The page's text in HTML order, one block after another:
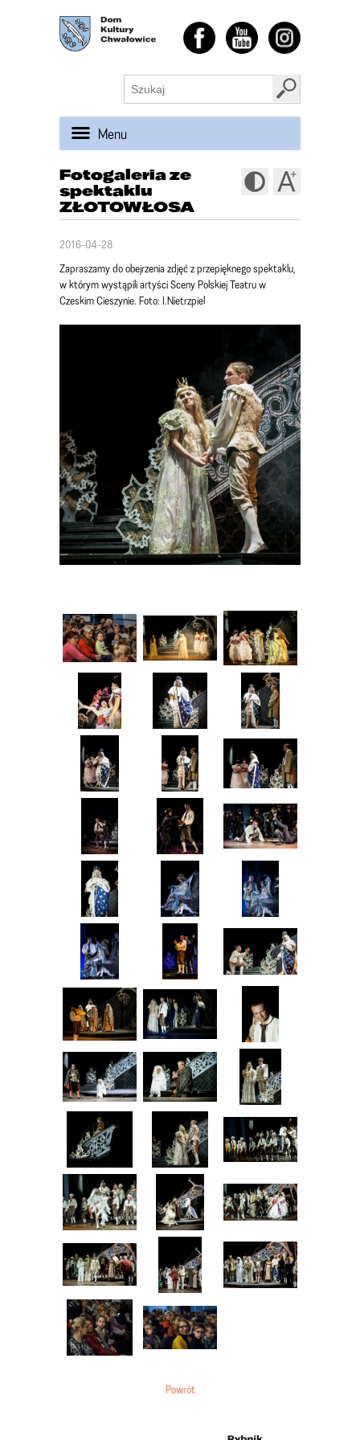
Menu
Fotogaleria ze
spektaklu
ZŁOTOWŁOSA
2016-04-28
Zapraszamy do obejrzenia zdjęć z przepięknego spektaklu,
w którym wystąpili artyści Sceny Polskiej Teatru w
Czeskim Cieszynie. Foto: I.Nietrzpiel
Powrót